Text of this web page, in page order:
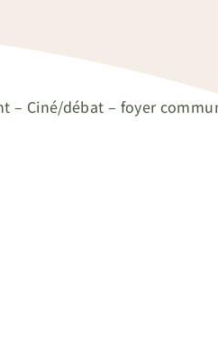
– Ciné/débat – foyer